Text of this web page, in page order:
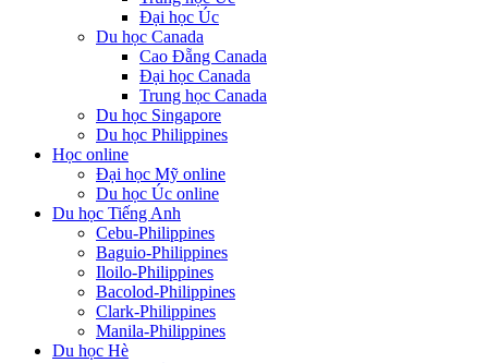
Đại học Úc
Du học Canada
Cao Đẵng Canada
Đại học Canada
Trung học Canada
Du học Singapore
Du học Philippines
Học online
Đại học Mỹ online
Du học Úc online
Du học Tiếng Anh
Cebu-Philippines
Baguio-Philippines
Iloilo-Philippines
Bacolod-Philippines
Clark-Philippines
Manila-Philippines
Du học Hè